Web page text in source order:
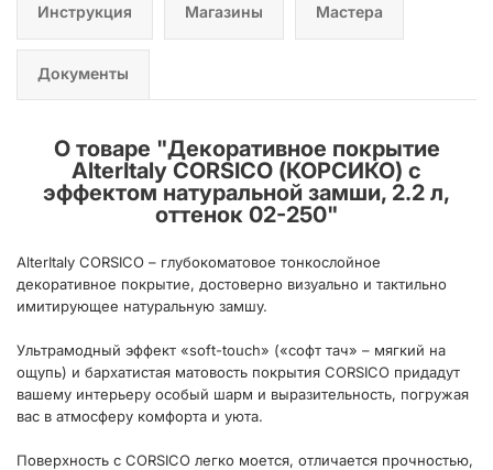
Инструкция Магазины Мастера
Документы
О товаре "Декоративное покрытие
AlterItaly CORSICO (КОРСИКО) с
эффектом натуральной замши, 2.2 л,
оттенок 02-250"
AlterItaly CORSICO – глубокоматовое тонкослойное
декоративное покрытие, достоверно визуально и тактильно
имитирующее натуральную замшу.
Ультрамодный эффект «soft-touch» («софт тач» – мягкий на
ощупь) и бархатистая матовость покрытия CORSICO придадут
вашему интерьеру особый шарм и выразительность, погружая
вас в атмосферу комфорта и уюта.
Поверхность с CORSICO легко моется, отличается прочностью,